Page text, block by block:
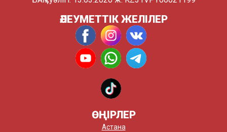
ӘЛЕУМЕТТІК ЖЕЛІЛЕР
ӨҢІРЛЕР
Астана